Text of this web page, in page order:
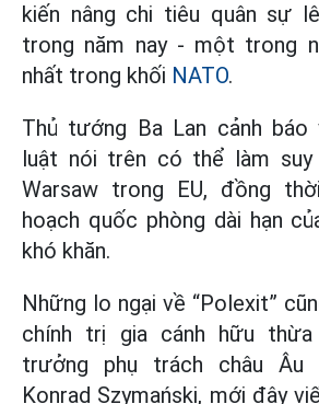
kiến nâng chi tiêu quân sự
trong năm nay - một trong
nhất trong khối NATO.
Thủ tướng Ba Lan cảnh báo
luật nói trên có thể làm
Warsaw trong EU, đồng
hoạch quốc phòng dài hạn
khó khăn.
Những lo ngại về “Polexit”
chính trị gia cánh hữu thừa
trưởng phụ trách châu Âu
Konrad Szymański, mới đây